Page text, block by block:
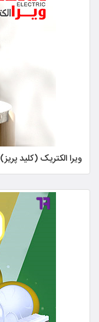
ویرا الکتریک (کلید پریز)